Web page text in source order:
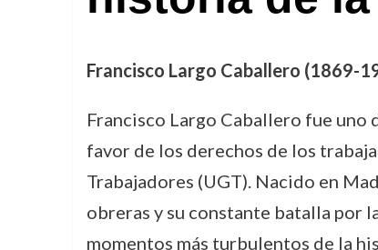
Francisco Largo Caballero (1869-
Francisco Largo Caballero fue uno
favor de los derechos de los
Trabajadores (UGT). Nacido en
obreras y su constante batalla por
momentos más turbulentos de la